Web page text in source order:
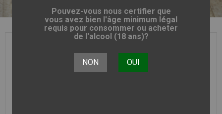
Pouvez-vous nous certifier que
vous avez bien l'âge minimum légal
requis pour consommer ou acheter
de l'alcool (18 ans)?
NON OUI